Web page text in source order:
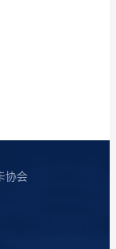
协会